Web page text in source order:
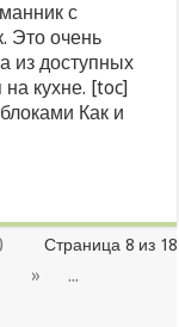
с
Это очень
из доступных
кухне. [toc]
Как и
Страница 8 из 18
»
...